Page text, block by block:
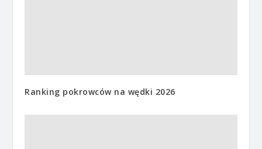
Ranking pokrowców na wędki 2026